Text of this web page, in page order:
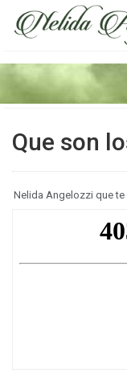
Que son
Nelida Angelozzi que